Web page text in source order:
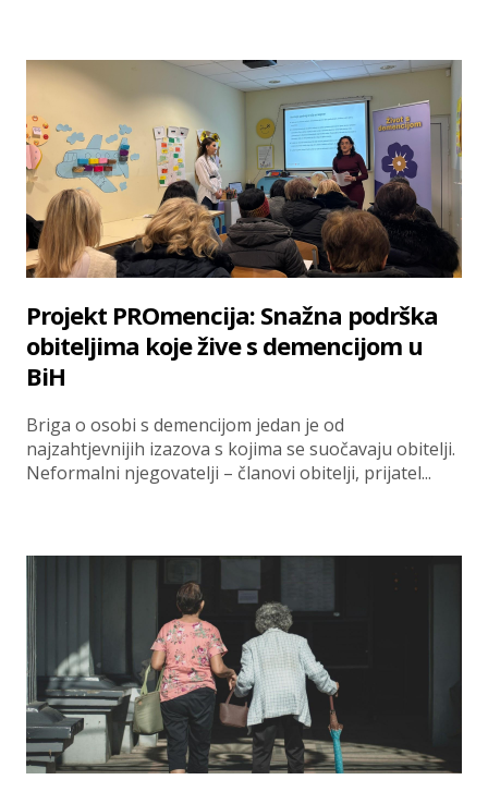
Projekt PROmencija: Snažna podrška
obiteljima koje žive s demencijom u
BiH
Briga o osobi s demencijom jedan je od
najzahtjevnijih izazova s kojima se suočavaju obitelji.
Neformalni njegovatelji – članovi obitelji, prijatel...